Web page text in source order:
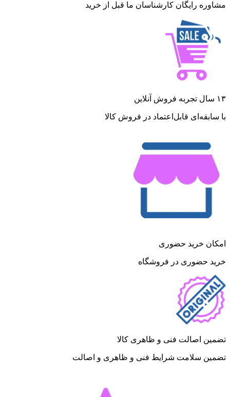
مشاوره رایگان کارشناسان ما قبل از خرید
۱۳ سال تجربه فروش آنلاین
با سابقه‌ای قابل‌اعتماد در فروش کالا
امکان خرید حضوری
خرید حضوری در فروشگاه
تضمین اصالت فنی و ظاهری کالا
تضمین سلامت شرایط فنی و ظاهری و اصالت